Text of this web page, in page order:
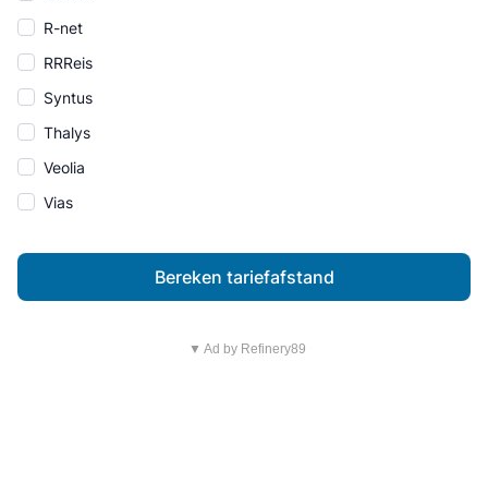
R-net
RRReis
Syntus
Thalys
Veolia
Vias
Bereken tariefafstand
▼ Ad by Refinery89